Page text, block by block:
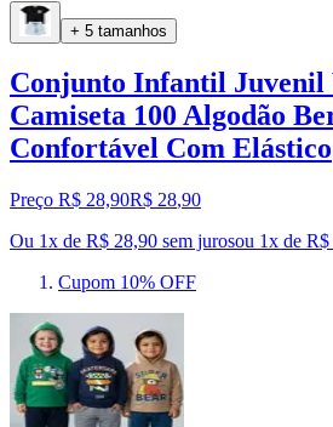
+ 5 tamanhos
Conjunto Infantil Juvenil
Camiseta 100 Algodão
Confortável Com Elástico
Preço R$ 28,90R$ 28,90
Ou 1x de R$ 28,90 sem jurosou 1x de R$
Cupom 10% OFF